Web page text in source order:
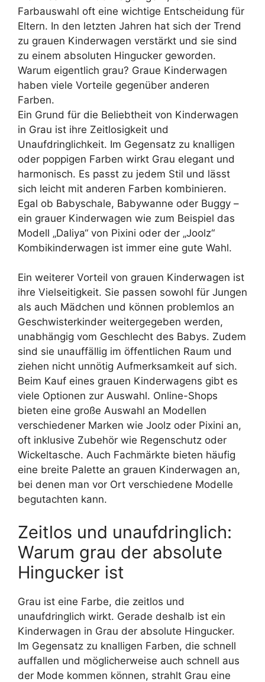
Farbauswahl oft eine wichtige Entscheidung für
Eltern. In den letzten Jahren hat sich der Trend
zu grauen Kinderwagen verstärkt und sie sind
zu einem absoluten Hingucker geworden.
Warum eigentlich grau? Graue Kinderwagen
haben viele Vorteile gegenüber anderen
Farben.
Ein Grund für die Beliebtheit von Kinderwagen
in Grau ist ihre Zeitlosigkeit und
Unaufdringlichkeit. Im Gegensatz zu knalligen
oder poppigen Farben wirkt Grau elegant und
harmonisch. Es passt zu jedem Stil und lässt
sich leicht mit anderen Farben kombinieren.
Egal ob Babyschale, Babywanne oder Buggy –
ein grauer Kinderwagen wie zum Beispiel das
Modell „Daliya“ von Pixini oder der „Joolz“
Kombikinderwagen ist immer eine gute Wahl.
Ein weiterer Vorteil von grauen Kinderwagen ist
ihre Vielseitigkeit. Sie passen sowohl für Jungen
als auch Mädchen und können problemlos an
Geschwisterkinder weitergegeben werden,
unabhängig vom Geschlecht des Babys. Zudem
sind sie unauffällig im öffentlichen Raum und
ziehen nicht unnötig Aufmerksamkeit auf sich.
Beim Kauf eines grauen Kinderwagens gibt es
viele Optionen zur Auswahl. Online-Shops
bieten eine große Auswahl an Modellen
verschiedener Marken wie Joolz oder Pixini an,
oft inklusive Zubehör wie Regenschutz oder
Wickeltasche. Auch Fachmärkte bieten häufig
eine breite Palette an grauen Kinderwagen an,
bei denen man vor Ort verschiedene Modelle
begutachten kann.
Zeitlos und unaufdringlich:
Warum grau der absolute
Hingucker ist
Grau ist eine Farbe, die zeitlos und
unaufdringlich wirkt. Gerade deshalb ist ein
Kinderwagen in Grau der absolute Hingucker.
Im Gegensatz zu knalligen Farben, die schnell
auffallen und möglicherweise auch schnell aus
der Mode kommen können, strahlt Grau eine